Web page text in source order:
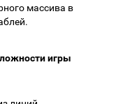
массива в
игры